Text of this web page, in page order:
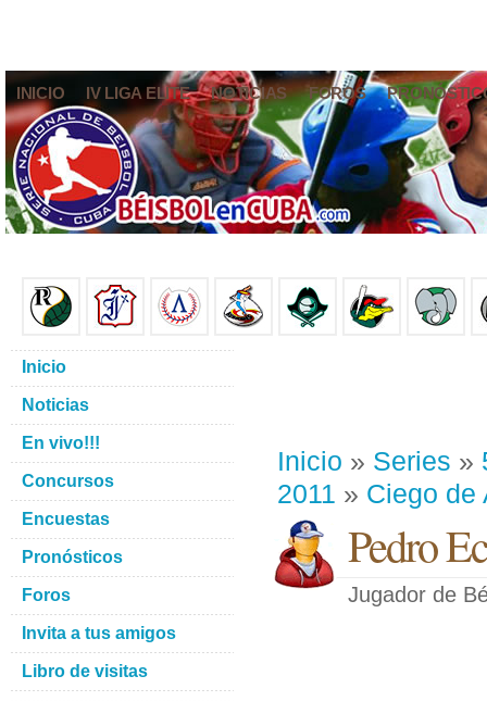
INICIO IV LIGA ELITE NOTICIAS FOROS
Inicio » Series »
2011 » Ciego de
Pedro
Jugador de
Inicio
Noticias
En vivo!!!
Concursos
Encuestas
Pronósticos
Foros
Invita a tus amigos
Libro de visitas